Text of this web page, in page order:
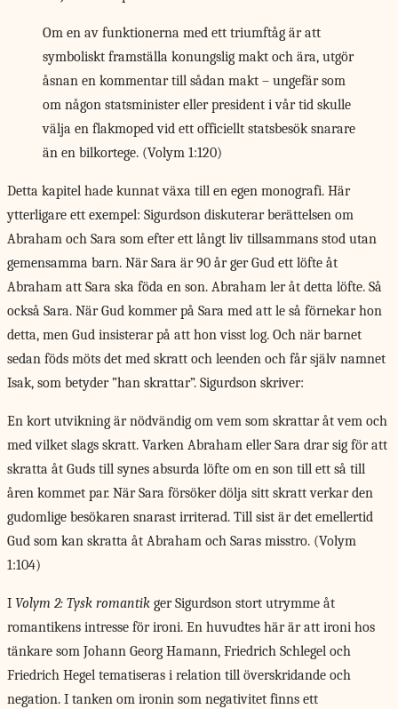
Om en av funktionerna med ett triumftåg är att
symboliskt framställa konungslig makt och ära, utgör
åsnan en kommentar till sådan makt – ungefär som
om någon statsminister eller president i vår tid skulle
välja en flakmoped vid ett officiellt statsbesök snarare
än en bilkortege. (Volym 1:120)
Detta kapitel hade kunnat växa till en egen monografi. Här
ytterligare ett exempel: Sigurdson diskuterar berättelsen om
Abraham och Sara som efter ett långt liv tillsammans stod utan
gemensamma barn. När Sara är 90 år ger Gud ett löfte åt
Abraham att Sara ska föda en son. Abraham ler åt detta löfte. Så
också Sara. När Gud kommer på Sara med att le så förnekar hon
detta, men Gud insisterar på att hon visst log. Och när barnet
sedan föds möts det med skratt och leenden och får själv namnet
Isak, som betyder ”han skrattar”. Sigurdson skriver:
En kort utvikning är nödvändig om vem som skrattar åt vem och
med vilket slags skratt. Varken Abraham eller Sara drar sig för att
skratta åt Guds till synes absurda löfte om en son till ett så till
åren kommet par. När Sara försöker dölja sitt skratt verkar den
gudomlige besökaren snarast irriterad. Till sist är det emellertid
Gud som kan skratta åt Abraham och Saras misstro. (Volym
1:104)
I Volym 2: Tysk romantik ger Sigurdson stort utrymme åt
romantikens intresse för ironi. En huvudtes här är att ironi hos
tänkare som Johann Georg Hamann, Friedrich Schlegel och
Friedrich Hegel tematiseras i relation till överskridande och
negation. I tanken om ironin som negativitet finns ett